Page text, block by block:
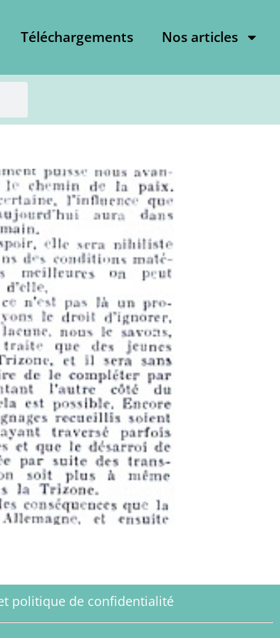
Téléchargements Nos articles
politique de confidentialité